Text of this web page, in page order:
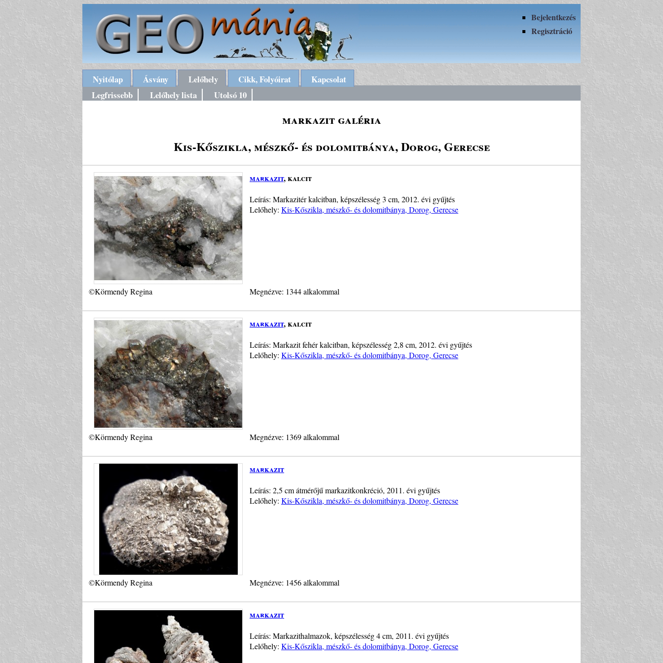
Bejelentkezés
Regisztráció
Nyitólap Ásvány Lelőhely Cikk, Folyóirat
Kapcsolat
Legfrissebb
Lelőhely lista Utolsó 10
markazit galéria
Kis-Kőszikla, mészkő- és dolomitbánya, Dorog, Gerecse
markazit, kalcit
Leírás: Markazitér kalcitban, képszélesség 3 cm, 2012. évi gyűjtés
Lelőhely: Kis-Kőszikla, mészkő- és dolomitbánya, Dorog, Gerecse
©Körmendy Regina Megnézve: 1344 alkalommal
markazit, kalcit
Leírás: Markazit fehér kalcitban, képszélesség 2,8 cm, 2012. évi gyűjtés
Lelőhely: Kis-Kőszikla, mészkő- és dolomitbánya, Dorog, Gerecse
©Körmendy Regina Megnézve: 1369 alkalommal
markazit
Leírás: 2,5 cm átmérőjű markazitkonkréció, 2011. évi gyűjtés
Lelőhely: Kis-Kőszikla, mészkő- és dolomitbánya, Dorog, Gerecse
©Körmendy Regina Megnézve: 1456 alkalommal
markazit
Leírás: Markazithalmazok, képszélesség 4 cm, 2011. évi gyűjtés
Lelőhely: Kis-Kőszikla, mészkő- és dolomitbánya, Dorog, Gerecse